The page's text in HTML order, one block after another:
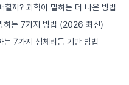
까? 과학이 말하는 더 나은 방법
하는 7가지 방법 (2026 최신)
7가지 생체리듬 기반 방법